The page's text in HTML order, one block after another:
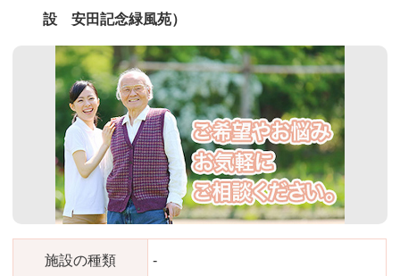
設 安田記念緑風苑）
施設の種類 -